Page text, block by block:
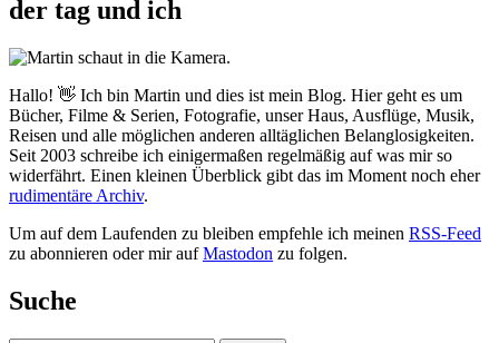
der tag und ich
Hallo! 👋 Ich bin Martin und dies ist mein Blog. Hier geht es um
Bücher, Filme & Serien, Fotografie, unser Haus, Ausflüge, Musik,
Reisen und alle möglichen anderen alltäglichen Belanglosigkeiten.
Seit 2003 schreibe ich einigermaßen regelmäßig auf was mir so
widerfährt. Einen kleinen Überblick gibt das im Moment noch eher
rudimentäre Archiv.
Um auf dem Laufenden zu bleiben empfehle ich meinen RSS-Feed
zu abonnieren oder mir aufMastodon zu folgen.
Suche